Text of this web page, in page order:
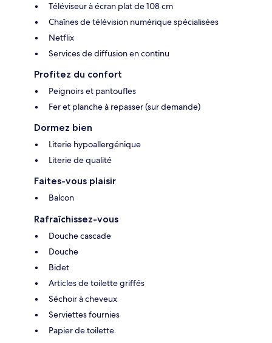
Téléviseur à écran plat de 108 cm
Chaînes de télévision numérique spécialisées
Netflix
Services de diffusion en continu
Profitez du confort
Peignoirs et pantoufles
Fer et planche à repasser (sur demande)
Dormez bien
Literie hypoallergénique
Literie de qualité
Faites-vous plaisir
Balcon
Rafraîchissez-vous
Douche cascade
Douche
Bidet
Articles de toilette griffés
Séchoir à cheveux
Serviettes fournies
Papier de toilette